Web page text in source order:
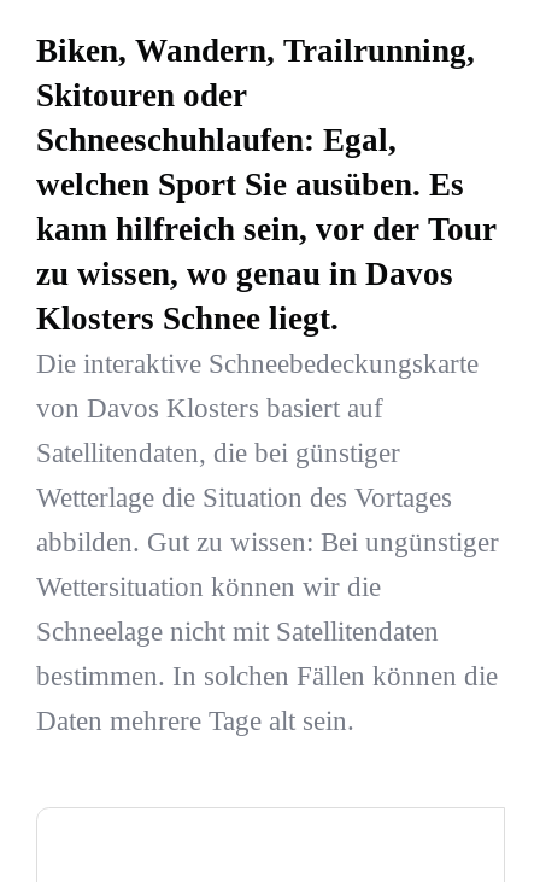
Biken, Wandern, Trailrunning,
Skitouren oder
Schneeschuhlaufen: Egal,
welchen Sport Sie ausüben. Es
kann hilfreich sein, vor der Tour
zu wissen, wo genau in Davos
Klosters Schnee liegt.
Die interaktive Schneebedeckungskarte
von Davos Klosters basiert auf
Satellitendaten, die bei günstiger
Wetterlage die Situation des Vortages
abbilden. Gut zu wissen: Bei ungünstiger
Wettersituation können wir die
Schneelage nicht mit Satellitendaten
bestimmen. In solchen Fällen können die
Daten mehrere Tage alt sein.